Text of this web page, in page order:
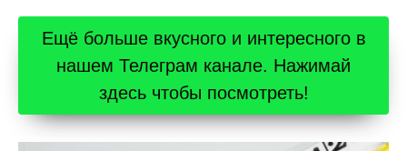
Ещё больше вкусного и интересного в
нашем Телеграм канале. Нажимай
здесь чтобы посмотреть!